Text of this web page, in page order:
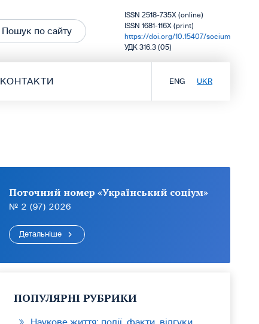
Пошук по сайту
ISSN 2518-735X (online)
ISSN 1681-116X (print)
https://doi.org/10.15407/socium
УДК 316.3 (05)
КОНТАКТИ ENG UKR
Поточний номер «Український соціум»
№ 2 (97) 2026
Детальніше
ПОПУЛЯРНІ РУБРИКИ
Наукове життя: події, факти, відгуки